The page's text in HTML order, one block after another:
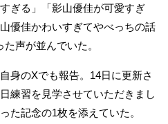
ぎる」「影山優佳が可愛すぎ
優佳かわいすぎてやべっちの話
声が並んでいた。
身のXでも報告。14日に更新さ
練習を見学させていただきまし
た記念の1枚を添えていた。